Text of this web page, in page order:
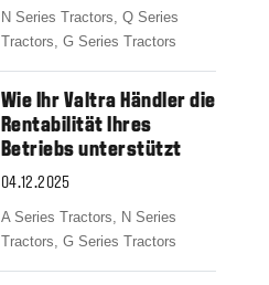
Europe
America
East
Arab Emirates
N Series Tractors, Q Series
Tractors, G Series Tractors
Wie Ihr Valtra Händler die
Rentabilität Ihres
Betriebs unterstützt
04.12.2025
A Series Tractors, N Series
Tractors, G Series Tractors